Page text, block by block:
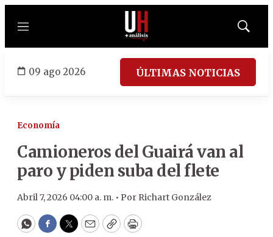
Menú
Mostrar
09 ago 2026 ÚLTIMAS NOTICIAS
Economía
Camioneros del Guairá van al
paro y piden suba del flete
Abril 7, 2026 04:00 a. m. • Por Richart González
WhatsApp
Facebook
Twitter
EmailCopyPrint